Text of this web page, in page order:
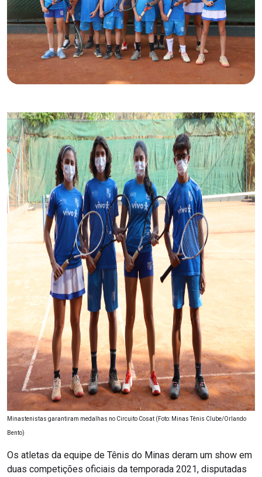
Minastenistas garantiram medalhas no Circuito Cosat (Foto: Minas Tênis Clube/Orlando
Bento)
Os atletas da equipe de Tênis do Minas deram um show em
duas competições oficiais da temporada 2021, disputadas